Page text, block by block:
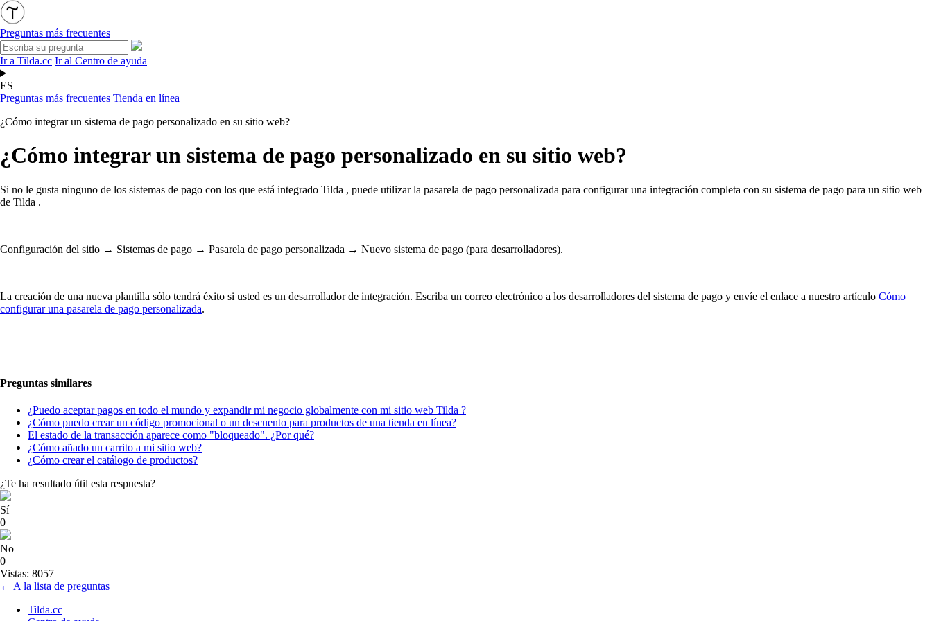
Preguntas más frecuentes
Ir a Tilda.cc Ir al Centro de ayuda
ES
Preguntas más frecuentes Tienda en línea
¿Cómo integrar un sistema de pago personalizado en su sitio web?
¿Cómo integrar un sistema de pago personalizado en su sitio web?
Si no le gusta ninguno de los sistemas de pago con los que está integrado Tilda , puede utilizar la pasarela de pago personalizada para configurar una integración completa con su sistema de pago para un sitio web
de Tilda .
Configuración del sitio → Sistemas de pago → Pasarela de pago personalizada → Nuevo sistema de pago (para desarrolladores).
La creación de una nueva plantilla sólo tendrá éxito si usted es un desarrollador de integración. Escriba un correo electrónico a los desarrolladores del sistema de pago y envíe el enlace a nuestro artículo Cómo
configurar una pasarela de pago personalizada.
Preguntas similares
¿Puedo aceptar pagos en todo el mundo y expandir mi negocio globalmente con mi sitio web Tilda ?
¿Cómo puedo crear un código promocional o un descuento para productos de una tienda en línea?
El estado de la transacción aparece como "bloqueado". ¿Por qué?
¿Cómo añado un carrito a mi sitio web?
¿Cómo crear el catálogo de productos?
¿Te ha resultado útil esta respuesta?
Sí
0
No
0
Vistas: 8057
← A la lista de preguntas
Tilda.cc